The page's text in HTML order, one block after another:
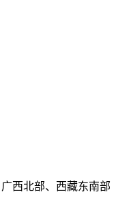
西北部、西藏东南部